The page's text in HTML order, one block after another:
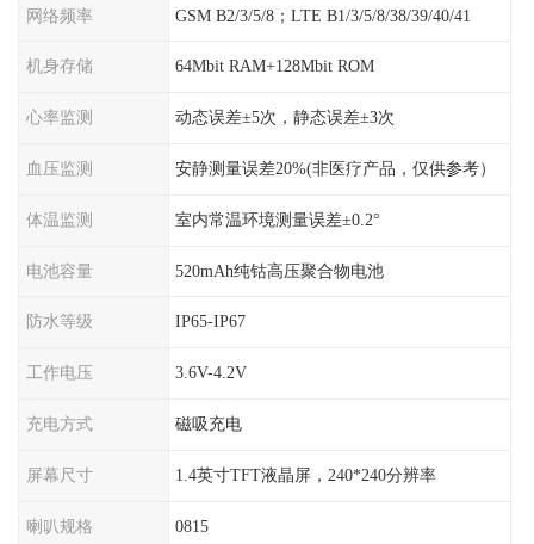
网络频率 GSM B2/3/5/8；LTE B1/3/5/8/38/39/40/41
机身存储 64Mbit RAM+128Mbit ROM
心率监测 动态误差±5次，静态误差±3次
血压监测 安静测量误差20%(非医疗产品，仅供参考）
体温监测 室内常温环境测量误差±0.2°
电池容量 520mAh纯钴高压聚合物电池
防水等级 IP65-IP67
工作电压 3.6V-4.2V
充电方式 磁吸充电
屏幕尺寸 1.4英寸TFT液晶屏，240*240分辨率
喇叭规格 0815